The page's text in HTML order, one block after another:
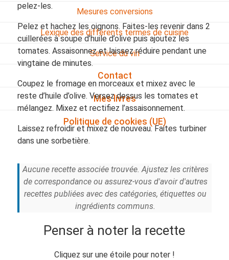
Mesures conversions
Lexique des différents termes de cuisine
Service du vin
Contact
Mes livres
Politique de cookies (UE)
pelez-les.
Pelez et hachez les oignons. Faites-les revenir dans 2
cuillerées à soupe d’huile d’olive puis ajoutez les
tomates. Assaisonnez et laissez réduire pendant une
vingtaine de minutes.
Coupez le fromage en morceaux et mixez avec le
reste d’huile d’olive. Versez dessus les tomates et
mélangez. Mixez et rectifiez l’assaisonnement.
Laissez refroidir et mixez de nouveau. Faites turbiner
dans une sorbetière.
Aucune recette associée trouvée. Ajustez les critères
de correspondance ou assurez-vous d'avoir d'autres
recettes publiées avec des catégories, étiquettes ou
ingrédients communs.
Penser à noter la recette
Cliquez sur une étoile pour noter !